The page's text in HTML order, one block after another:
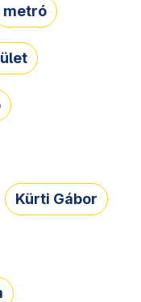
metró
Kürti Gábor